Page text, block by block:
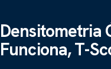
Internação & Home Care
Conforto & Mobiliário
Stiegelmeyer
Leitos hospitalares
Blog
Densitometria
Funciona, T-